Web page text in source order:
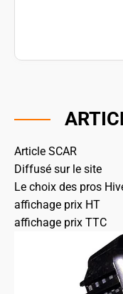
Article SCAR
Diffusé sur le site
Le choix des pros
affichage prix HT
affichage prix TTC